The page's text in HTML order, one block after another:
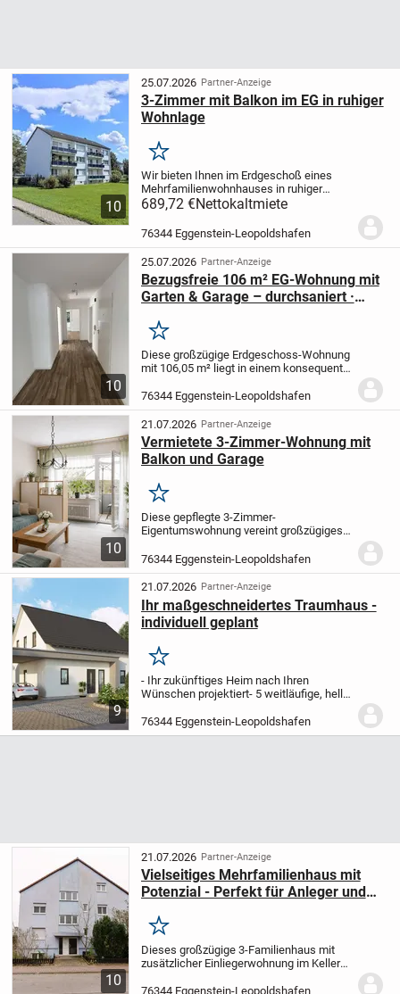
10
25.07.2026 Partner-Anzeige
3-Zimmer mit Balkon im EG in ruhiger
Wohnlage
Merken
Wir bieten Ihnen im Erdgeschoß eines
Mehrfamilienwohnhauses in ruhiger
Wohnlage eine 3-Zimmer-Wohnung mit
betritt man das Wohnzimmer mit Zugang
zum Balkon, das...
689,72 €Nettokaltmiete
76344 Eggenstein-Leopoldshafen
10
25.07.2026 Partner-Anzeige
Bezugsfreie 106 m² EG-Wohnung mit
Garten & Garage – durchsaniert ·
Merken
Diese großzügige Erdgeschoss-Wohnung
mit 106,05 m² liegt in einem konsequent
Eggenstein-Leopoldshafen – ruhig
gelegen zwischen Karlsruhe und dem KIT-
Campus Nord. Die...
76344 Eggenstein-Leopoldshafen
10
21.07.2026 Partner-Anzeige
Vermietete 3-Zimmer-Wohnung mit
Balkon und Garage
Merken
Diese gepflegte 3-Zimmer-
Eigentumswohnung vereint großzügiges
Raumaufteilung und ein gepflegtes
Wohnumfeld. In einem Mehrfamilienhaus
mit lediglich sieben Wohneinheiten...
76344 Eggenstein-Leopoldshafen
9
21.07.2026 Partner-Anzeige
Ihr maßgeschneidertes Traumhaus -
individuell geplant
Merken
- Ihr zukünftiges Heim nach Ihren
Wünschen projektiert- 5 weitläufige, helle
Familie und Freunde- Drei gemütliche
Schlafzimmer, zwei moderne Bäder und
76344 Eggenstein-Leopoldshafen
10
21.07.2026 Partner-Anzeige
Vielseitiges Mehrfamilienhaus mit
Potenzial - Perfekt für Anleger und
Merken
Dieses großzügige 3-Familienhaus mit
zusätzlicher Einliegerwohnung im Keller
und richtet sich insbesondere an
76344 Eggenstein-Leopoldshafen